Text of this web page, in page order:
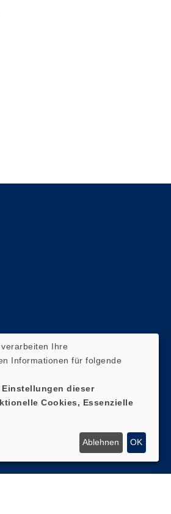
Ihre
Informationen für folgende
dieser
Cookies, Essenzielle
Ablehnen OK